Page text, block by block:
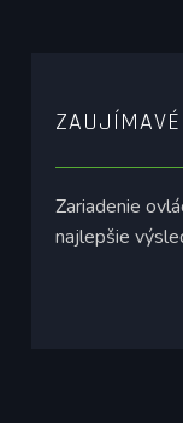
Zariadenie
najlepšie